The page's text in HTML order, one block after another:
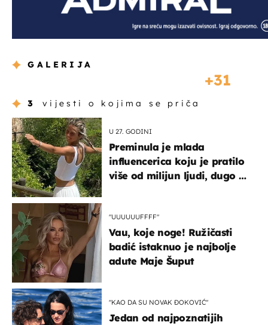
GALERIJA
31
3 vijesti o kojima se priča
U 27. GODINI
Preminula je mlada
influencerica koju je pratilo
više od milijun ljudi, dugo se
"UUUUUUFFFF"
Vau, koje noge! Ružičasti
badić istaknuo je najbolje
adute Maje Šuput
"KAO DA SU NOVAK ĐOKOVIĆ"
Jedan od najpoznatijih